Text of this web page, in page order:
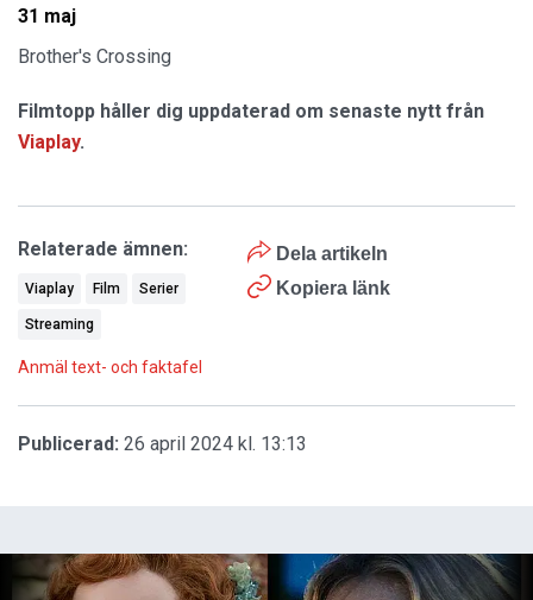
31 maj
Brother's Crossing
Filmtopp håller dig uppdaterad om senaste nytt från
Viaplay.
Dela artikeln
Kopiera länk
Relaterade ämnen:
Viaplay Film Serier
Streaming
Anmäl text- och faktafel
Publicerad: 26 april 2024 kl. 13:13